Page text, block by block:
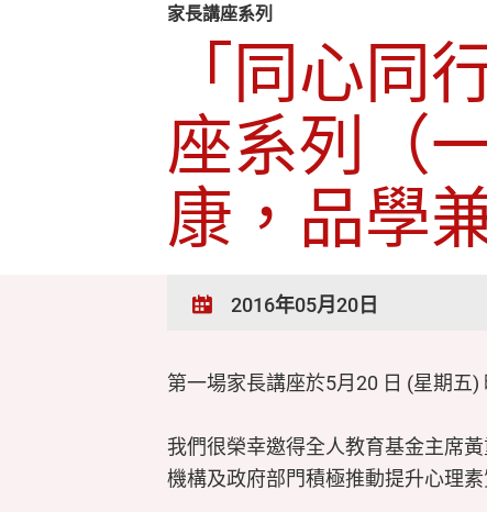
家長講座系列
「同心同
座系列（
康，品學
2016年05月20日
第一場家長講座於5月20 日 (星期五
我們很榮幸邀得全人教育基金主席
機構及政府部門積極推動提升心理